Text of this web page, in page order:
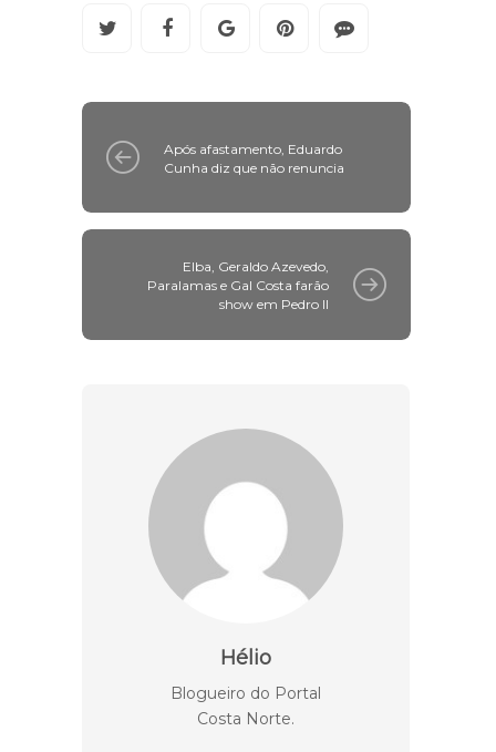
Após afastamento, Eduardo
Cunha diz que não renuncia
Elba, Geraldo Azevedo,
Paralamas e Gal Costa farão
show em Pedro II
Hélio
Blogueiro do Portal
Costa Norte.